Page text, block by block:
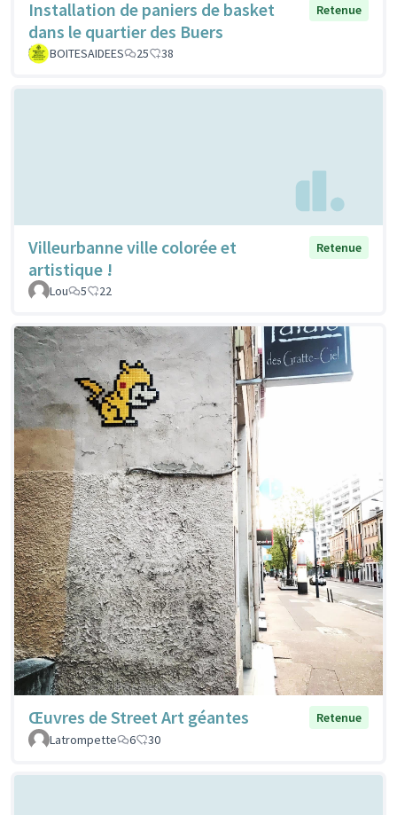
Installation de paniers de basket
dans le quartier des Buers
Retenue
BOITESAIDEES 25 38
Villeurbanne ville colorée et
artistique !
Retenue
Lou 5 22
Œuvres de Street Art géantes
Retenue
Latrompette
6 30